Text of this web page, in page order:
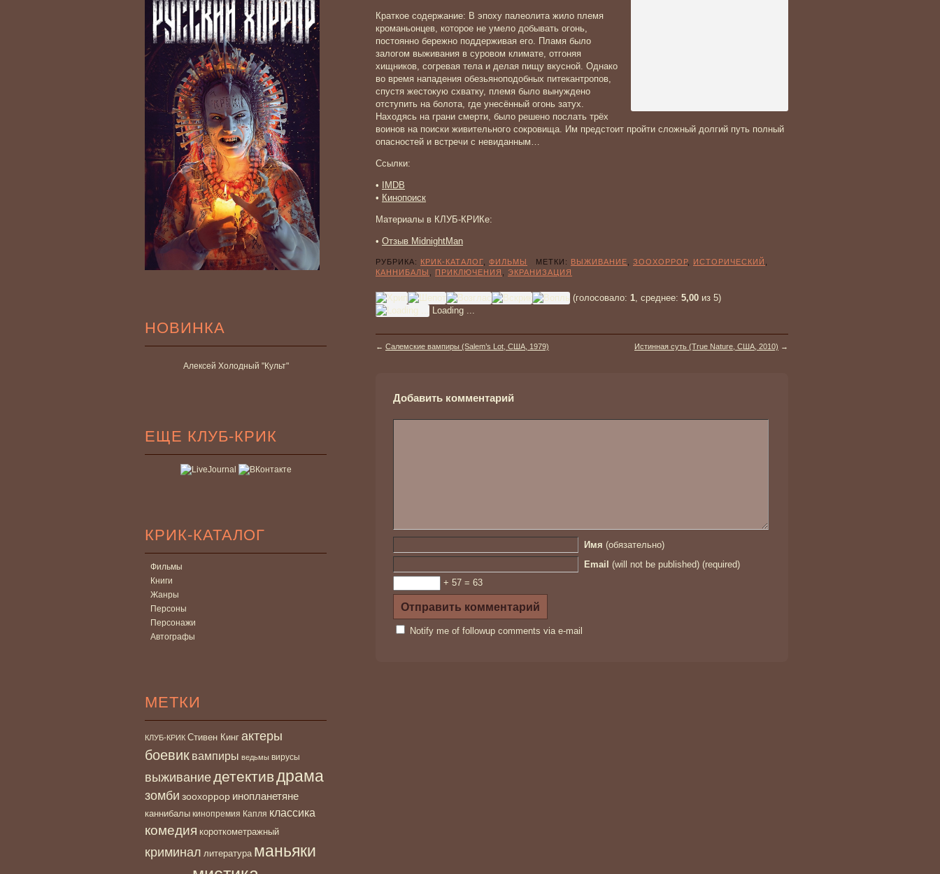
НОВИНКА
Алексей Холодный "Культ"
ЕЩЕ КЛУБ-КРИК
КРИК-КАТАЛОГ
Фильмы
Книги
Жанры
Персоны
Персонажи
Автографы
МЕТКИ
КЛУБ-КРИК Стивен Кинг актеры
боевик вампиры ведьмы вирусы
выживаниедетективдрама
зомби зоохоррор инопланетяне
каннибалы кинопремия Капля классика
комедия короткометражный
криминал литература маньяки
Краткое содержание: В эпоху палеолита жило племя
кроманьонцев, которое не умело добывать огонь,
постоянно бережно поддерживая его. Пламя было
залогом выживания в суровом климате, отгоняя
хищников, согревая тела и делая пищу вкусной. Однако
во время нападения обезьяноподобных питекантропов,
спустя жестокую схватку, племя было вынуждено
отступить на болота, где унесённый огонь затух.
Находясь на грани смерти, было решено послать трёх
воинов на поиски живительного сокровища. Им предстоит пройти сложный долгий путь полный
опасностей и встречи с невиданным…
Ссылки:
•
IMDB
• Кинопоиск
Материалы в КЛУБ-КРИКе:
• Отзыв MidnightMan
РУБРИКА: КРИК-КАТАЛОГ ФИЛЬМЫ МЕТКИ: ВЫЖИВАНИЕ ЗООХОРРОР, ИСТОРИЧЕСКИЙ
КАННИБАЛЫ
ПРИКЛЮЧЕНИЯ ЭКРАНИЗАЦИЯ
(голосовало: 1, среднее: 5,00 из 5)
Loading ...
← Салемские вампиры (Salem’s Lot, США, 1979) Истинная суть (True Nature, США, 2010) →
Добавить комментарий
Имя (обязательно)
Email (will not be published) (required)
+ 57 = 63
Notify me of followup comments via e-mail